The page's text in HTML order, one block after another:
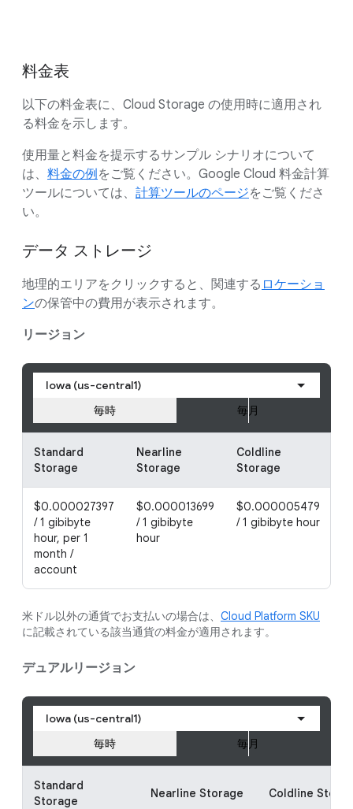
料金表
以下の料金表に、Cloud Storage の使用時に適用され
る料金を示します。
使用量と料金を提示するサンプル シナリオについて
は、 料金の例 をご覧ください。Google Cloud 料金計算
ツールについては、 計算ツールのページをご覧くださ
い。
データ ストレージ
地理的エリアをクリックすると、関連する ロケーショ
ンの保管中の費用が表示されます。
リージョン
Iowa (us-central1)
毎時
毎月
Standard
Storage
Nearline
Storage
Coldline
Storage
$0.000027397
/ 1 gibibyte
hour, per 1
month /
account
$0.000013699
/ 1 gibibyte
hour
$0.000005479
/ 1 gibibyte hour
米ドル以外の通貨でお支払いの場合は、 Cloud Platform SKU
に記載されている該当通貨の料金が適用されます。
デュアルリージョン
Iowa (us-central1)
毎時
毎月
Standard
Storage
Nearline Storage Coldline